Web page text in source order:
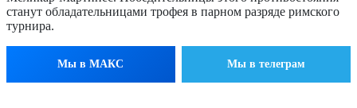
станут обладательницами трофея в парном разряде римского
турнира.
Мы в МАКС Мы в телеграм